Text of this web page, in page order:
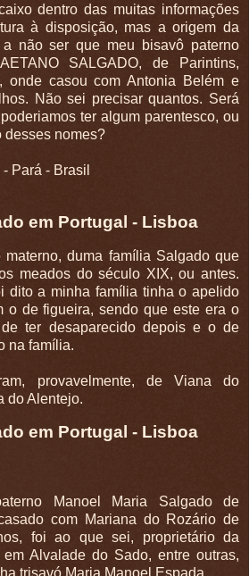
dentro das muitas informações
à disposição, mas a origem da
não ser que meu bisavô paterno
SALGADO, de Parintins,
onde casou com Antonia Belém e
Não sei precisar quantos. Será
ter algum parentesco, ou
desses nomes?
Pará - Brasil
em Portugal - Lisboa
duma família Salgado que
meados do século XIX, ou antes.
dito a minha família tinha o apelido
o de figueira, sendo que este era o
ter desaparecido depois e o de
na família.
provavelmente, de Viana do
do Alentejo.
em Portugal - Lisboa
Manoel Maria Salgado de
com Mariana do Rozário de
foi ao que sei, proprietário da
Alvalade do Sado, entre outras,